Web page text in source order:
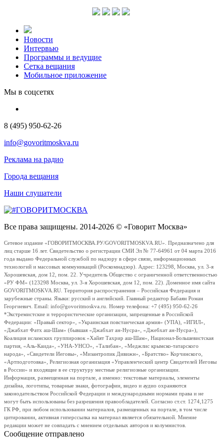
Новости
Интервью
Программы и ведущие
Сетка вещания
Мобильное приложение
Мы в соцсетях
8 (495) 950-62-26
info@govoritmoskva.ru
Реклама на радио
Города вещания
Наши слушатели
Все права защищены. 2014-2026 © «Говорит Москва»
Сетевое издание «ГОВОРИТМОСКВА.РУ/GOVORITMOSKVA.RU». Предназначено для
лиц старше 16 лет. Свидетельство о регистрации СМИ Эл № 77-64961 от 04 марта 2016
года выдано Федеральной службой по надзору в сфере связи, информационных
технологий и массовых коммуникаций (Роскомнадзор). Адрес: 123298, Москва, ул. 3-я
Хорошевская, дом 12, пом. 22. Учредитель Общество с ограниченной ответственностью
«РУ ФМ» (123298 Москва, ул. 3-я Хорошевская, дом 12, пом. 22). Доменное имя сайта
GOVORITMOSKVA.RU. Территория распространения – Российская Федерация и
зарубежные страны. Языки: русский и английский. Главный редактор Бабаян Роман
Георгиевич. Email: info@govoritmoskva.ru. Номер телефона: +7 (495) 950-62-26
*Экстремистские и террористические организации, запрещенные в Российской
Федерации: «Правый сектор», «Украинская повстанческая армия» (УПА), «ИГИЛ»,
«Джабхат Фатх аш-Шам» (бывшая «Джабхат ан-Нусра», «Джебхат ан-Нусра»),
Коалиция исламских группировок «Хайят Тахрир аш-Шам», Национал-Большевистская
партия, «Аль-Каида», «УНА-УНСО», «Талибан», «Меджлис крымско-татарского
народа», «Свидетели Иеговы», «Мизантропик Дивижн», «Братство» Корчинского,
«Артподготовка», Религиозная организация «Управленческий центр Свидетелей Иеговы
в России» и входящие в ее структуру местные религиозные организации.
Информация, размещенная на портале, а именно: текстовые материалы, элементы
дизайна, логотипы, товарные знаки, фотографии, видео и аудио охраняются
законодательством Российской Федерации и международными нормами права и не
могут быть использованы без разрешения правообладателей. Согласно ст.ст. 1274,1275
ГК РФ, при любом использовании материалов, размещенных на портале, в том числе
цитировании, активная гиперссылка на материал является обязательной. Мнение
редакции может не совпадать с мнением отдельных авторов и колумнистов.
Сообщение отправлено